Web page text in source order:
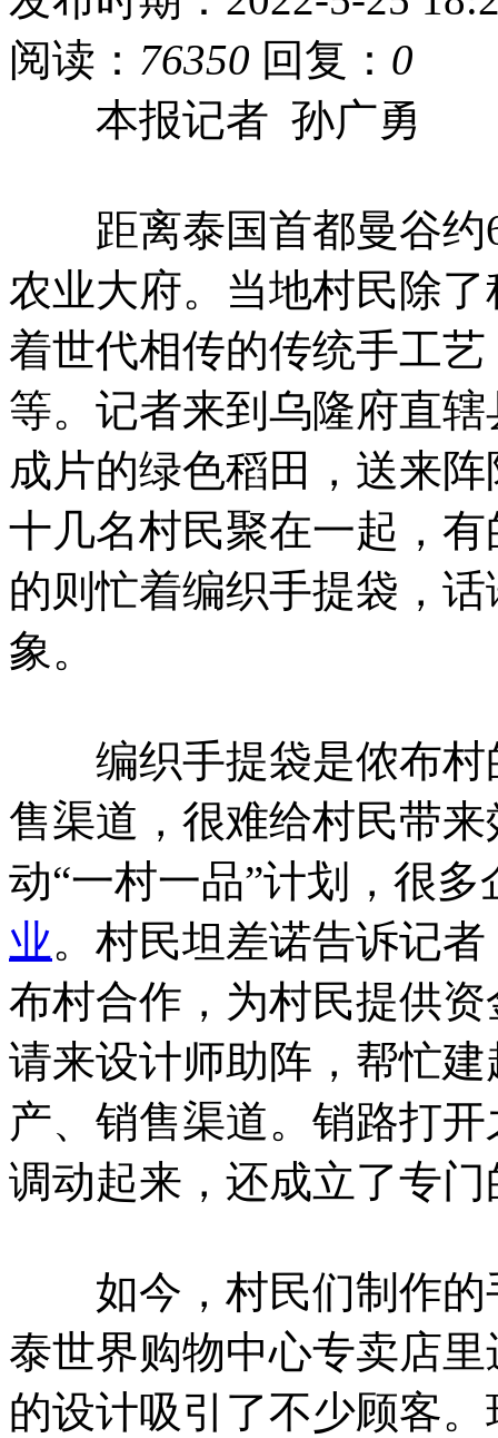
阅读： 76350 回复： 0
本报记者 孙广勇
距离泰国首都曼谷约
农业大府。当地村民除
着世代相传的传统手工
等。记者来到乌隆府直
成片的绿色稻田，送来
十几名村民聚在一起，
的则忙着编织手提袋，
象。
编织手提袋是侬布村
售渠道，很难给村民带
动“一村一品”计划，很
业。村民坦差诺告诉记
布村合作，为村民提供
请来设计师助阵，帮忙
产、销售渠道。销路打
调动起来，还成立了专
如今，村民们制作的
泰世界购物中心专卖店
的设计吸引了不少顾客